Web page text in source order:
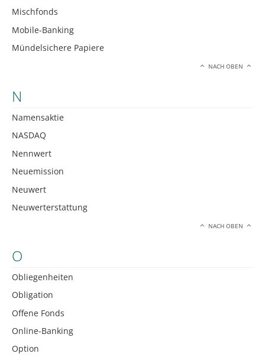
Mischfonds
Mobile-Banking
Mündelsichere Papiere
NACH OBEN
N
Namensaktie
NASDAQ
Nennwert
Neuemission
Neuwert
Neuwerterstattung
NACH OBEN
O
Obliegenheiten
Obligation
Offene Fonds
Online-Banking
Option